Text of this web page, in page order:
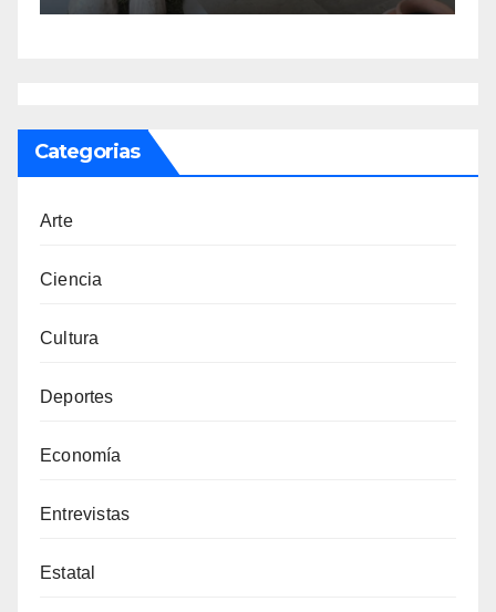
Categorias
Arte
Ciencia
Cultura
Deportes
Economía
Entrevistas
Estatal